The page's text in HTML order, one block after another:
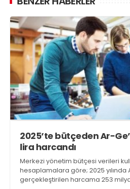
2025’te bütçeden Ar-
lira harcandı
Merkezi yönetim bütçesi verileri
hesaplamalara göre; 2025
gerçekleştirilen harcama 253